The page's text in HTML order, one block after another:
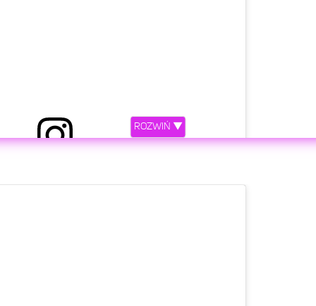
przez Ava + Leah (@clementstwins)
ROZWIŃ ▼